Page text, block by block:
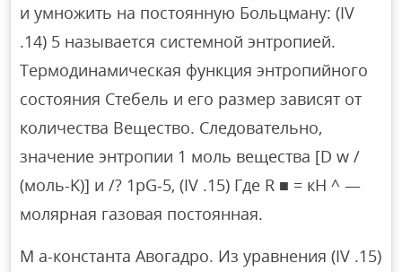
и умножить на постоянную Больцману: (IV
.14) 5 называется системной энтропией.
Термодинамическая функция энтропийного
состояния Стебель и его размер зависят от
количества Вещество. Следовательно,
значение энтропии 1 моль вещества [D w /
(моль-K)] и /? 1pG-5, (IV .15) Где R ■ = кН ^ —
молярная газовая постоянная.
M a-константа Авогадро. Из уравнения (IV .15)